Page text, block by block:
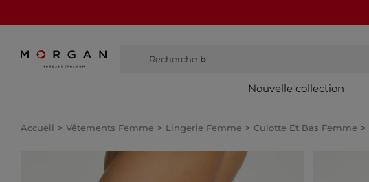
Recherche bottes h
Nouvelle collection
Accueil Vêtements Femme Lingerie Femme Culotte Et Bas Femme